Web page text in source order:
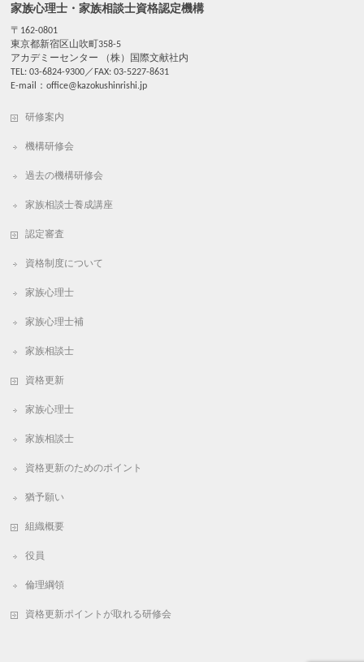
家族心理士・家族相談士資格認定機構
〒162-0801
東京都新宿区山吹町358-5
アカデミーセンター （株）国際文献社内
TEL: 03-6824-9300／FAX: 03-5227-8631
E-mail：office@kazokushinrishi.jp
研修案内
機構研修会
過去の機構研修会
家族相談士養成講座
認定審査
資格制度について
家族心理士
家族心理士補
家族相談士
資格更新
家族心理士
家族相談士
資格更新のためのポイント
猶予願い
組織概要
役員
倫理綱領
資格更新ポイントが取れる研修会